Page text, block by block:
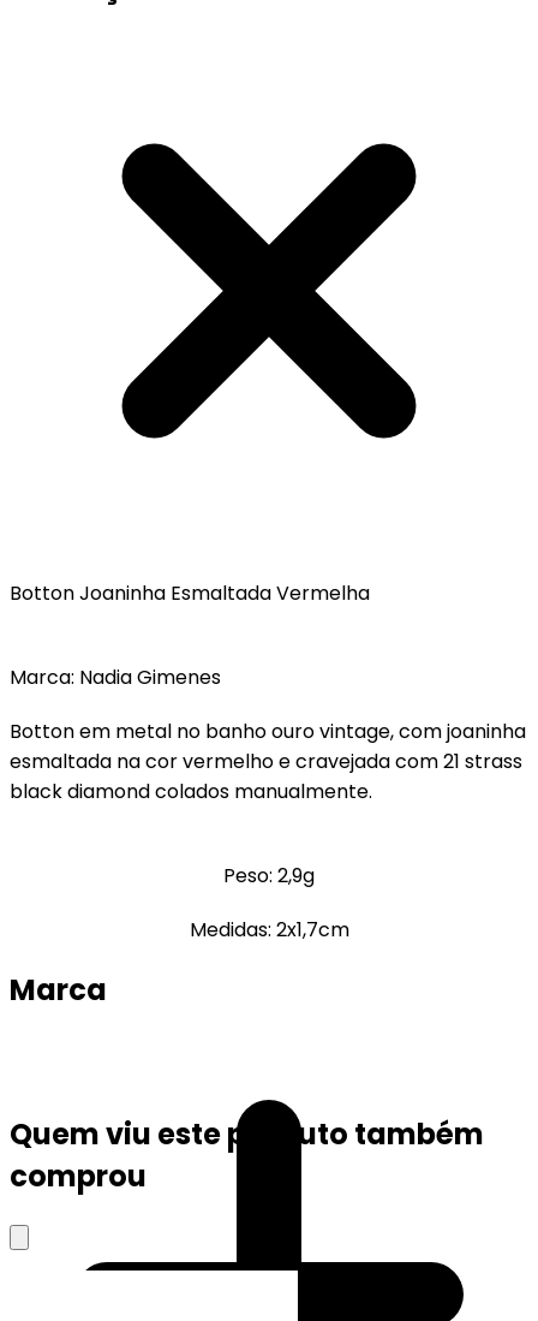
Botton Joaninha Esmaltada Vermelha
Marca: Nadia Gimenes
Botton em metal no banho ouro vintage, com joaninha
esmaltada na cor vermelho e cravejada com 21 strass
black diamond colados manualmente.
Peso: 2,9g
Medidas: 2x1,7cm
Marca
Quem viu este produto também
comprou